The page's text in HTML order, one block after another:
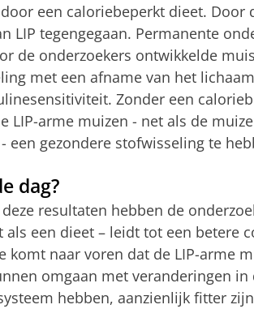
een caloriebeperkt dieet. Door
LIP tegengegaan. Permanente
de onderzoekers ontwikkelde
met een afname van het
Zonder een
LIP-arme muizen - net als de
een gezondere stofwisseling te
dag?
resultaten hebben de
als een dieet – leidt tot een betere
komt naar voren dat de LIP-arme
omgaan met veranderingen
hebben, aanzienlijk fitter